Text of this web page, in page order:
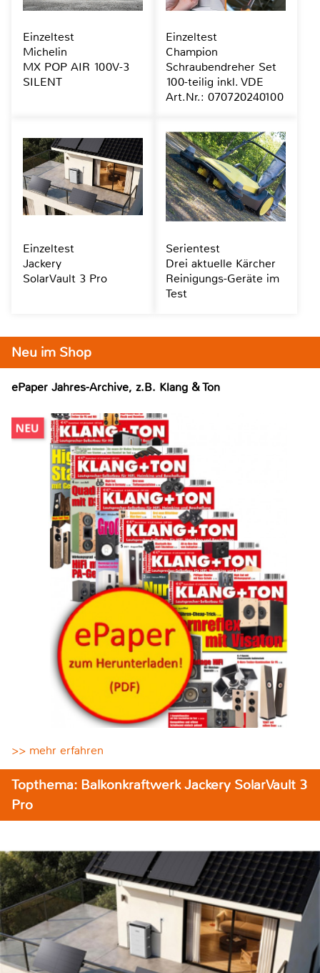
Neu im Shop
ePaper Jahres-Archive, z.B. Klang & Ton
>> mehr erfahren
Topthema: Balkonkraftwerk Jackery SolarVault 3
Pro
Einzeltest
Michelin
MX POP AIR 100V-3
SILENT
Einzeltest
Champion
Schraubendreher Set
100-teilig inkl. VDE
Art.Nr.: 070720240100
Einzeltest
Jackery
SolarVault 3 Pro
Serientest
Drei aktuelle Kärcher
Reinigungs-Geräte im
Test